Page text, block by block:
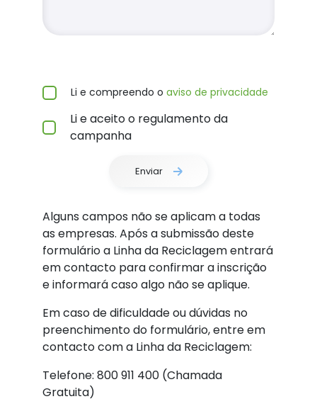
Li e compreendo o aviso de privacidade
Li e aceito o regulamento da
campanha
Enviar
Alguns campos não se aplicam a todas
as empresas. Após a submissão deste
formulário a Linha da Reciclagem entrará
em contacto para confirmar a inscrição
e informará caso algo não se aplique.
Em caso de dificuldade ou dúvidas no
preenchimento do formulário, entre em
contacto com a Linha da Reciclagem:
Telefone: 800 911 400 (Chamada
Gratuita)